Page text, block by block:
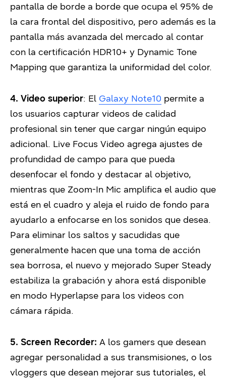
pantalla de borde a borde que ocupa el 95% de
la cara frontal del dispositivo, pero además es la
pantalla más avanzada del mercado al contar
con la certificación HDR10+ y Dynamic Tone
Mapping que garantiza la uniformidad del color.
4. Video superior: El Galaxy Note10 permite a
los usuarios capturar videos de calidad
profesional sin tener que cargar ningún equipo
adicional. Live Focus Video agrega ajustes de
profundidad de campo para que pueda
desenfocar el fondo y destacar al objetivo,
mientras que Zoom-In Mic amplifica el audio que
está en el cuadro y aleja el ruido de fondo para
ayudarlo a enfocarse en los sonidos que desea.
Para eliminar los saltos y sacudidas que
generalmente hacen que una toma de acción
sea borrosa, el nuevo y mejorado Super Steady
estabiliza la grabación y ahora está disponible
en modo Hyperlapse para los videos con
cámara rápida.
5. Screen Recorder: A los gamers que desean
agregar personalidad a sus transmisiones, o los
vloggers que desean mejorar sus tutoriales, el